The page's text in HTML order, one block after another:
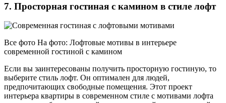
7. Просторная гостиная с камином в стиле лофт
Все фото На фото: Лофтовые мотивы в интерьере
современной гостиной с камином
Если вы заинтересованы получить просторную гостиную, то
выберите стиль лофт. Он оптимален для людей,
предпочитающих свободные помещения. Этот проект
интерьера квартиры в современном стиле с мотивами лофта